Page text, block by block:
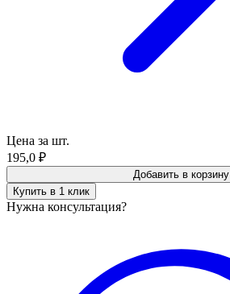
Цена за шт.
195,0 ₽
Добавить в корзину
Купить в 1 клик
Нужна консультация?